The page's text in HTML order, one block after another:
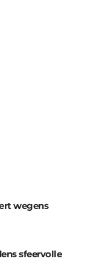
wegens
sfeervolle